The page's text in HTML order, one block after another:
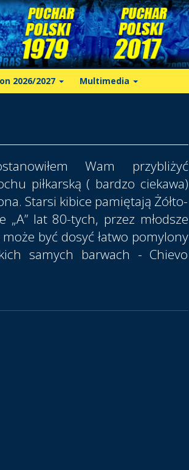
2026/2027 Multimedia
Wam przybliżyć
piłkarską ( bardzo ciekawa)
Starsi kibice pamiętają Żółto-
„A” lat 80-tych, przez młodsze
być dosyć łatwo pomylony
samych barwach - Chievo